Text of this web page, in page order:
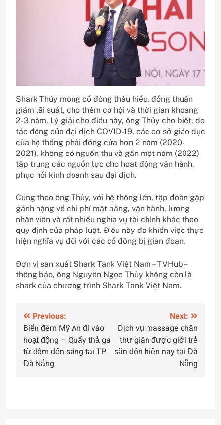
Shark Thủy mong cổ đông thấu hiểu, đồng thuận
giảm lãi suất, cho thêm cơ hội và thời gian khoảng
2-3 năm. Lý giải cho điều này, ông Thủy cho biết, do
tác động của đại dịch COVID-19, các cơ sở giáo dục
của hệ thống phải đóng cửa hơn 2 năm (2020-
2021), không có nguồn thu và gần một năm (2022)
tập trung các nguồn lực cho hoạt động vận hành,
phục hồi kinh doanh sau đại dịch.
Cũng theo ông Thủy, với hệ thống lớn, tập đoàn gặp
gánh nặng về chi phí mặt bằng, vận hành, lương
nhân viên và rất nhiều nghĩa vụ tài chính khác theo
quy định của pháp luật. Điều này đã khiến việc thực
hiện nghĩa vụ đối với các cổ đông bị gián đoạn.
Đơn vị sản xuất Shark Tank Việt Nam – TVHub –
thông báo, ông Nguyễn Ngọc Thủy không còn là
shark của chương trình Shark Tank Việt Nam.
Điều
hướng
bài
viết
Previous:
Biển đêm Mỹ An đi vào
hoạt động – Quẩy thả ga
từ đêm đến sáng tại TP
Đà Nẵng
Next:
Dịch vụ massage chân
thư giãn được giới trẻ
săn đón hiện nay tại Đà
Nẵng